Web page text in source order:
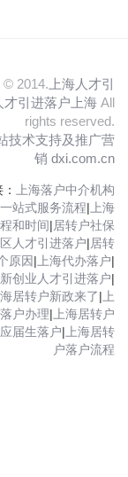
© 2014. 上海人才引
才引进落户上海 All
rights reserved.
技术支持及推广营
销 dxi.com.cn
上海落户中介机构
站式服务流程| 上海
和时间|居转户社保
人才引进落户|居转
原因| 上海代办落户|
创业人才引进落户|
居转户新政来了| 上
户办理| 上海居转户
应届生落户| 上海居转
户落户流程